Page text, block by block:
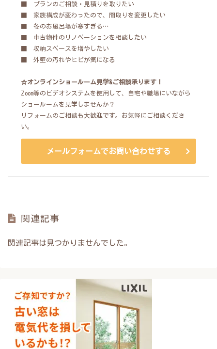
■ プランのご相談・見積りを取りたい
■ 家族構成が変わったので、間取りを変更したい
■ 冬のお風呂場が寒すぎる…
■ 中古物件のリノベーションを相談したい
■ 収納スペースを増やしたい
■ 外壁の汚れやヒビが気になる
☆オンラインショールーム見学&ご相談承ります！
Zoom等のビデオシステムを使用して、自宅や職場にいながら
ショールームを見学しませんか？
リフォームのご相談も大歓迎です。お気軽にご相談くださ
い。
メールフォームでお問い合わせする
関連記事
関連記事は見つかりませんでした。